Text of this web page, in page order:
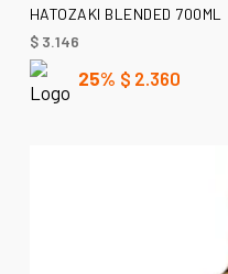
HATOZAKI BLENDED 700ML
$3.146
25% $ 2.360